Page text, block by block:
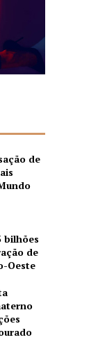
de
bilhões
de
Oeste